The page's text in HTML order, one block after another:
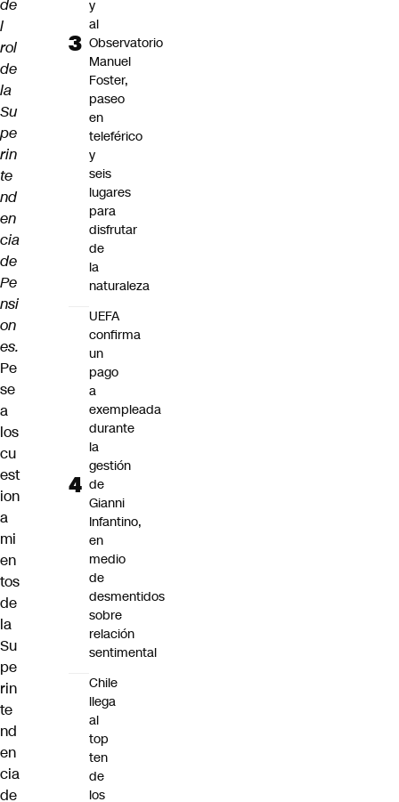
de
l
rol
de
la
Su
pe
rin
te
nd
en
cia
de
Pe
nsi
on
es.
Pe
se
a
los
cu
est
ion
a
mi
en
tos
de
la
Su
pe
rin
te
nd
en
cia
de
y
al
Observatorio
Manuel
Foster,
paseo
en
teleférico
y
seis
lugares
para
disfrutar
de
la
naturaleza
UEFA
confirma
un
pago
a
exempleada
durante
la
gestión
de
Gianni
Infantino,
en
medio
de
desmentidos
sobre
relación
sentimental
Chile
llega
al
top
ten
de
los